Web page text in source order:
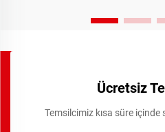
Ücretsiz
Temsilcimiz kısa süre içinde